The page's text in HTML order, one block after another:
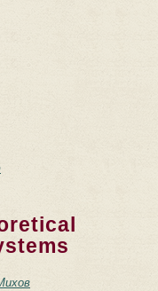
and Happy in the Golden